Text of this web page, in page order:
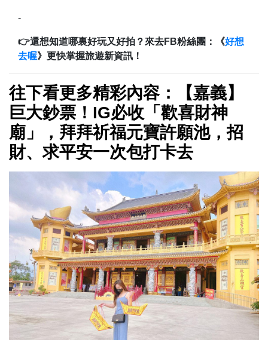
-
👉還想知道哪裏好玩又好拍？來去FB粉絲團：《好想
去喔》更快掌握旅遊新資訊！
往下看更多精彩內容：【嘉義】
巨大鈔票！IG必收「歡喜財神
廟」，拜拜祈福元寶許願池，招
財、求平安一次包打卡去